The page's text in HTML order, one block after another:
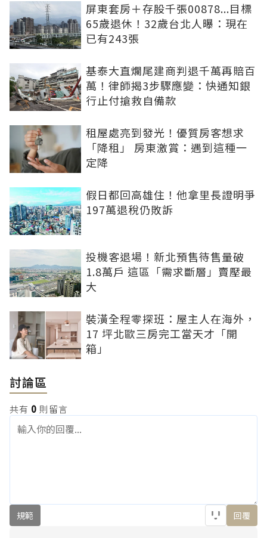
屏東套房＋存股千張00878...目標
65歲退休！32歲台北人曝：現在
已有243張
基泰大直爛尾建商判退千萬再賠百
萬！律師揭3步驟應變：快通知銀
行止付搶救自備款
租屋處亮到發光！優質房客想求
「降租」 房東激賞：遇到這種一
定降
假日都回高雄住！他拿里長證明爭
197萬退稅仍敗訴
投機客退場！新北預售待售量破
1.8萬戶 這區「需求斷層」賣壓最
大
裝潢全程零探班：屋主人在海外，
17 坪北歐三房完工當天才「開
箱」
討論區
共有 0 則留言
規範 回覆